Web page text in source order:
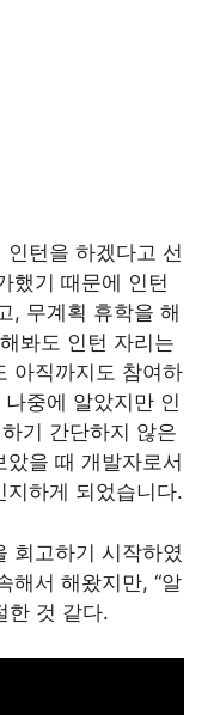
턴을 하겠다고 선
했기 때문에 인턴
, 무계획 휴학을 해
봐도 인턴 자리는
아직까지도 참여하
중에 알았지만 인
기 간단하지 않은
을 때 개발자로서
지하게 되었습니다.
회고하기 시작하였
해서 해왔지만, “알
한 것 같다.